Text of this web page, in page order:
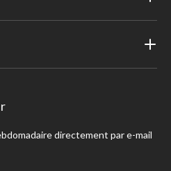
directement par e-mail